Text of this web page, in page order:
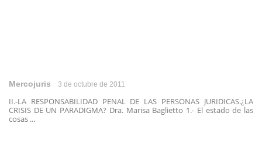
Mercojuris 3 de octubre de 2011
II.-LA RESPONSABILIDAD PENAL DE LAS PERSONAS JURIDICAS.¿LA
CRISIS DE UN PARADIGMA? Dra. Marisa Baglietto 1.- El estado de las
cosas ...